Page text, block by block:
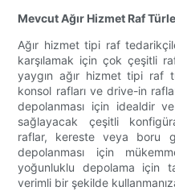
Mevcut Ağır Hizmet Raf
Ağır hizmet tipi raf
karşılamak için çok çeşitli
yaygın ağır hizmet tipi raf
konsol rafları ve drive-in
depolanması için idealdir
sağlayacak çeşitli
raflar, kereste veya boru
depolanması için
yoğunluklu depolama için
verimli bir şekilde